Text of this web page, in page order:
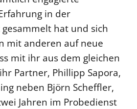
in der
hat und sich
mit anderen auf neue
mit ihr aus dem gleichen
Partner, Phillipp Sapora,
neben Björn Scheffler,
Jahren im Probedienst